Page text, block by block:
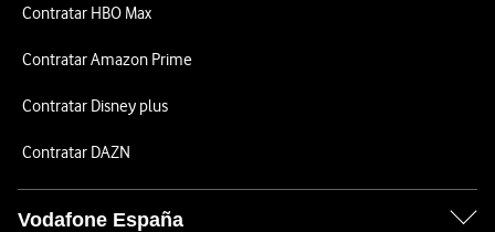
Contratar HBO Max
Contratar Amazon Prime
Contratar Disney plus
Contratar DAZN
Vodafone España